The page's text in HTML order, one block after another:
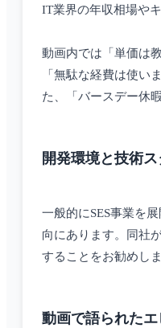
IT業界の年収相場や
動画内では「単価は
「無駄な経費は使い
た、「バースデー休
開発環境と技術ス
一般的にSES事業を
向にあります。同社
することをお勧めしま
動画で語られた